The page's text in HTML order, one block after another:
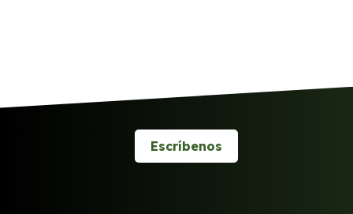
Escríbenos